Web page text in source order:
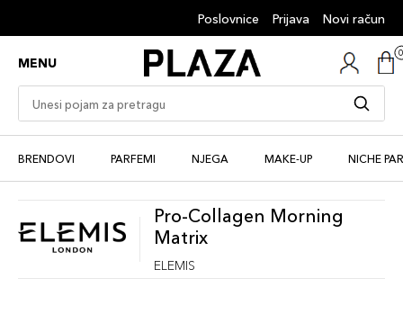
Poslovnice Prijava Novi račun
MENU
BRENDOVI PARFEMI NJEGA MAKE-UP NICHE
Pro-Collagen Morning
Matrix
ELEMIS